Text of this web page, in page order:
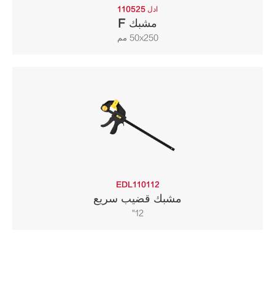
ادل 110525
مشبك F
50x250 مم
EDL110112
مشبك قضيب سريع
12"